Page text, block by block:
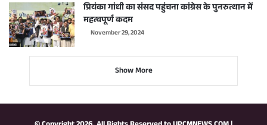
प्रियंका गांधी का संसद पहुंचना कांग्रेस के पुनरुत्थान में
महत्वपूर्ण कदम
November 29, 2024
Show More